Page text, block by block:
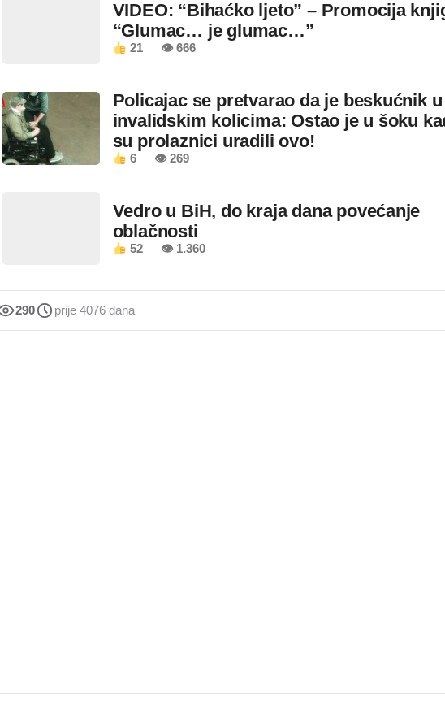
VIDEO: “Bihaćko ljeto” – Promocija
“Glumac… je glumac…”
21 👁 666
Policajac se pretvarao da je beskućnik u
invalidskim kolicima: Ostao je u šoku
su prolaznici uradili ovo!
6 👁 269
Vedro u BiH, do kraja dana povećanje
oblačnosti
52 👁 1.360
290 prije 4076 dana